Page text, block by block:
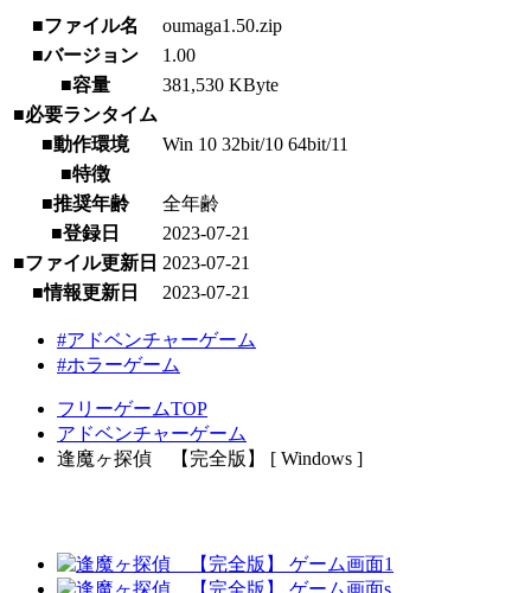
■ファイル名
oumaga1.50.zip
■バージョン
1.00
■容量
381,530 KByte
■必要ランタイム
■動作環境
Win 10 32bit/10 64bit/11
■特徴
■推奨年齢
全年齢
■登録日
2023-07-21
■ファイル更新日 2023-07-21
■情報更新日
2023-07-21
#アドベンチャーゲーム
#ホラーゲーム
フリーゲームTOP
アドベンチャーゲーム
逢魔ヶ探偵 【完全版】 [ Windows ]